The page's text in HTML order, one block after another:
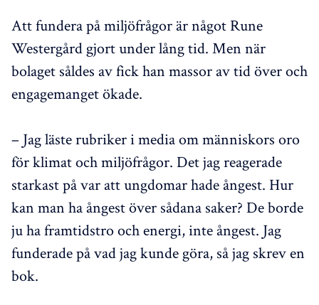
Att fundera på miljöfrågor är något Rune
Westergård gjort under lång tid. Men när
bolaget såldes av fick han massor av tid över och
engagemanget ökade.
– Jag läste rubriker i media om människors oro
för klimat och miljöfrågor. Det jag reagerade
starkast på var att ungdomar hade ångest. Hur
kan man ha ångest över sådana saker? De borde
ju ha framtidstro och energi, inte ångest. Jag
funderade på vad jag kunde göra, så jag skrev en
bok.